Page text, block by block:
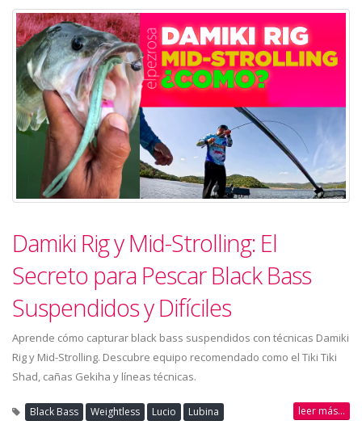
Damiki Rig y Mid-Strolling: El
Secreto para Pescar Black Bass
Suspendidos y Difíciles
Aprende cómo capturar black bass suspendidos con técnicas Damiki
Rig y Mid-Strolling. Descubre equipo recomendado como el Tiki Tiki
Shad, cañas Gekiha y líneas técnicas.
Black Bass Weightless Lucio Lubina leer más...